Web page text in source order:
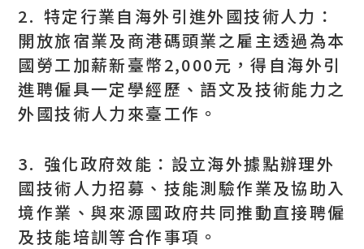
2. 特定行業自海外引進外國技術人力：
開放旅宿業及商港碼頭業之雇主透過為本
國勞工加薪新臺幣2,000元，得自海外引
進聘僱具一定學經歷、語文及技術能力之
外國技術人力來臺工作。
3. 強化政府效能：設立海外據點辦理外
國技術人力招募、技能測驗作業及協助入
境作業、與來源國政府共同推動直接聘僱
及技能培訓等合作事項。